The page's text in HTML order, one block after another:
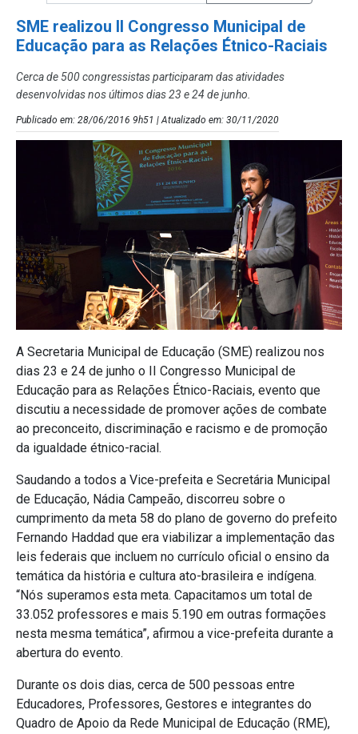
SME realizou II Congresso Municipal de
Educação para as Relações Étnico-Raciais
Cerca de 500 congressistas participaram das atividades
desenvolvidas nos últimos dias 23 e 24 de junho.
Publicado em: 28/06/2016 9h51 | Atualizado em: 30/11/2020
A Secretaria Municipal de Educação (SME) realizou nos
dias 23 e 24 de junho o II Congresso Municipal de
Educação para as Relações Étnico-Raciais, evento que
discutiu a necessidade de promover ações de combate
ao preconceito, discriminação e racismo e de promoção
da igualdade étnico-racial.
Saudando a todos a Vice-prefeita e Secretária Municipal
de Educação, Nádia Campeão, discorreu sobre o
cumprimento da meta 58 do plano de governo do prefeito
Fernando Haddad que era viabilizar a implementação das
leis federais que incluem no currículo oficial o ensino da
temática da história e cultura ato-brasileira e indígena.
“Nós superamos esta meta. Capacitamos um total de
33.052 professores e mais 5.190 em outras formações
nesta mesma temática”, afirmou a vice-prefeita durante a
abertura do evento.
Durante os dois dias, cerca de 500 pessoas entre
Educadores, Professores, Gestores e integrantes do
Quadro de Apoio da Rede Municipal de Educação (RME),